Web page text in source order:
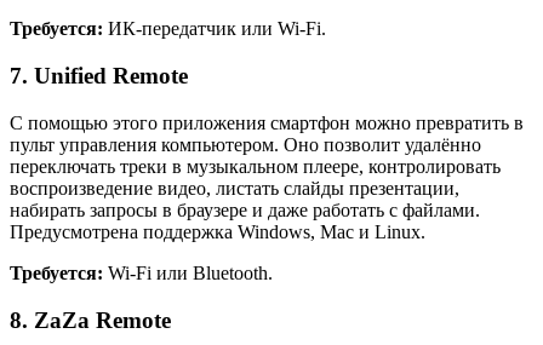
Требуется: ИК-передатчик или Wi-Fi.
7. Unified Remote
С помощью этого приложения смартфон можно превратить в
пульт управления компьютером. Оно позволит удалённо
переключать треки в музыкальном плеере, контролировать
воспроизведение видео, листать слайды презентации,
набирать запросы в браузере и даже работать с файлами.
Предусмотрена поддержка Windows, Mac и Linux.
Требуется: Wi-Fi или Bluetooth.
8. ZaZa Remote